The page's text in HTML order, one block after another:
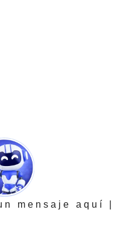
mensaje aquí |